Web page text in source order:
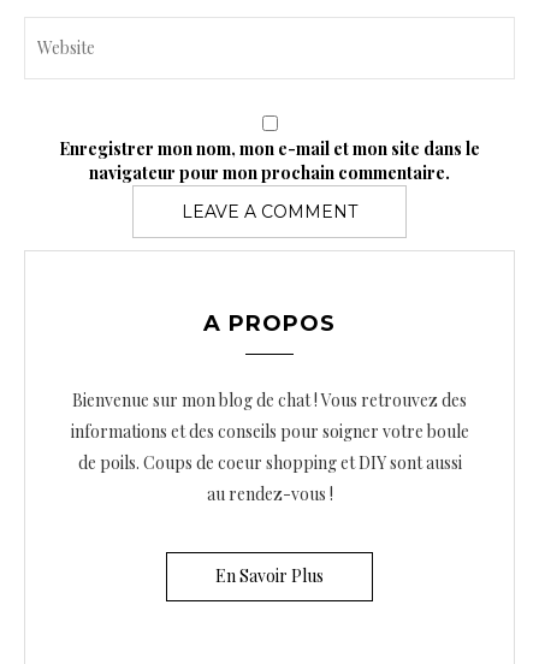
Enregistrer mon nom, mon e-mail et mon site dans le
navigateur pour mon prochain commentaire.
A PROPOS
Bienvenue sur mon blog de chat ! Vous retrouvez des
informations et des conseils pour soigner votre boule
de poils. Coups de coeur shopping et DIY sont aussi
au rendez-vous !
En Savoir Plus